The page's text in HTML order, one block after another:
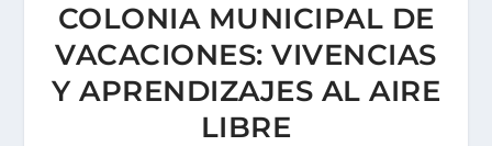
COLONIA MUNICIPAL DE
VACACIONES: VIVENCIAS
Y APRENDIZAJES AL AIRE
LIBRE